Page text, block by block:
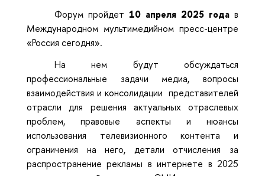
Форум пройдет10 апреля 2025 года в
Международном мультимедийном пресс-центре
«Россия сегодня».
На нем будут обсуждаться
профессиональные задачи медиа, вопросы
взаимодействия и консолидации представителей
отрасли для решения актуальных отраслевых
проблем, правовые аспекты и нюансы
использования телевизионного контента и
ограничения на него, детали отчисления за
распространение рекламы в интернете в 2025